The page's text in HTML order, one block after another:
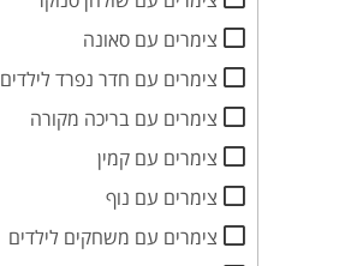
צימרים עם סאונה
צימרים עם חדר נפרד לילדים
צימרים עם בריכה מקורה
צימרים עם קמין
צימרים עם נוף
צימרים עם משחקים לילדים